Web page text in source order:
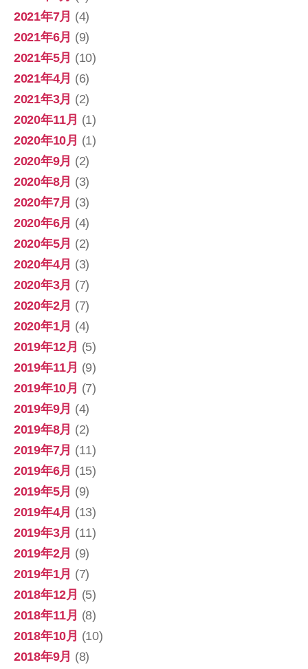
2021年7月 (4)
2021年6月 (9)
2021年5月 (10)
2021年4月 (6)
2021年3月 (2)
2020年11月 (1)
2020年10月 (1)
2020年9月 (2)
2020年8月 (3)
2020年7月 (3)
2020年6月 (4)
2020年5月 (2)
2020年4月 (3)
2020年3月 (7)
2020年2月 (7)
2020年1月 (4)
2019年12月 (5)
2019年11月 (9)
2019年10月 (7)
2019年9月 (4)
2019年8月 (2)
2019年7月 (11)
2019年6月 (15)
2019年5月 (9)
2019年4月 (13)
2019年3月 (11)
2019年2月 (9)
2019年1月 (7)
2018年12月 (5)
2018年11月 (8)
2018年10月 (10)
2018年9月 (8)